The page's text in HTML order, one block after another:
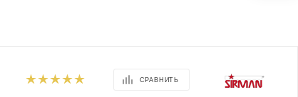
СРАВНИТЬ